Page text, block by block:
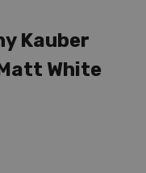
Kauber
White